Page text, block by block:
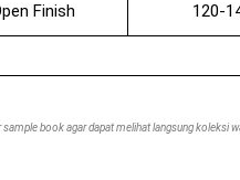
Finish 120-
book agar dapat melihat langsung koleksi